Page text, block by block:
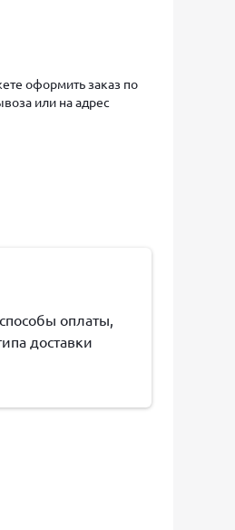
оформить заказ по
или на адрес
оплаты,
доставки